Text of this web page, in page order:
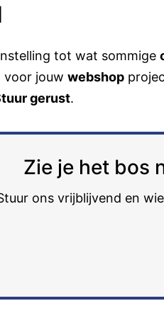
tot wat sommige
voor jouw webshop
gerust.
Zie je het bos
ons vrijblijvend en